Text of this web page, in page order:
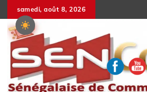
to
content
samedi, août 8, 2026